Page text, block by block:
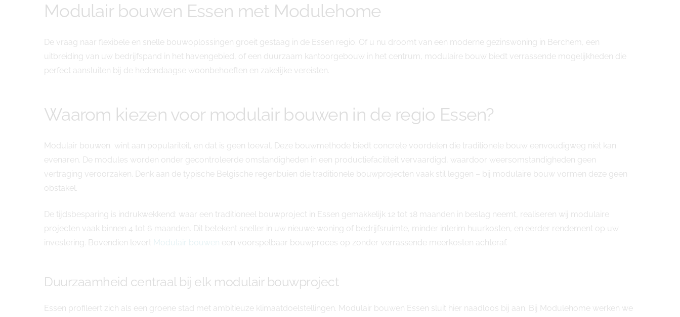
Modulair bouwen Essen met Modulehome
De vraag naar flexibele en snelle bouwoplossingen groeit gestaag in de Essen regio. Of u nu droomt van een moderne gezinswoning in Berchem, een
uitbreiding van uw bedrijfspand in het havengebied, of een duurzaam kantoorgebouw in het centrum, modulaire bouw biedt verrassende mogelijkheden die
perfect aansluiten bij de hedendaagse woonbehoeften en zakelijke vereisten.
Waarom kiezen voor modulair bouwen in de regio Essen?
Modulair bouwen wint aan populariteit, en dat is geen toeval. Deze bouwmethode biedt concrete voordelen die traditionele bouw eenvoudigweg niet kan
evenaren. De modules worden onder gecontroleerde omstandigheden in een productiefaciliteit vervaardigd, waardoor weersomstandigheden geen
vertraging veroorzaken. Denk aan de typische Belgische regenbuien die traditionele bouwprojecten vaak stil leggen – bij modulaire bouw vormen deze geen
obstakel.
De tijdsbesparing is indrukwekkend: waar een traditioneel bouwproject in Essen gemakkelijk 12 tot 18 maanden in beslag neemt, realiseren wij modulaire
projecten vaak binnen 4 tot 6 maanden. Dit betekent sneller in uw nieuwe woning of bedrijfsruimte, minder interim huurkosten, en eerder rendement op uw
investering. Bovendien levert Modulair bouwen een voorspelbaar bouwproces op zonder verrassende meerkosten achteraf.
Duurzaamheid centraal bij elk modulair bouwproject
Essen profileert zich als een groene stad met ambitieuze klimaatdoelstellingen. Modulair bouwen Essen sluit hier naadloos bij aan. Bij Modulehome werken we